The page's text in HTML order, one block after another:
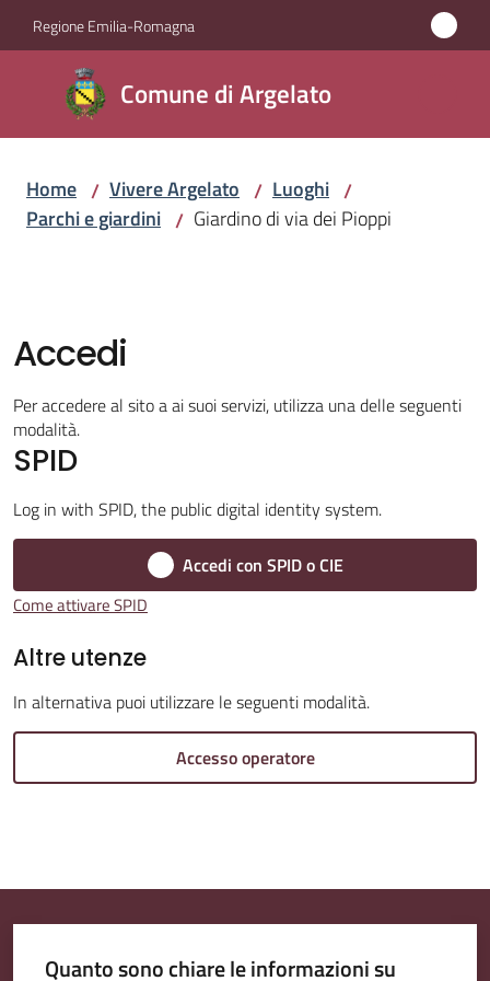
Vai al contenuto
Vai alla navigazione
Vai al footer
Regione Emilia-Romagna
Comune di Argelato
Comune
di
Argelato
Amministrazione
Servizi
Vivere
Argelato
Amministrazione
Tutti
Home / Vivere Argelato / Luoghi /
Parchi e giardini / Giardino di via dei Pioppi
Accedi
Per accedere al sito a ai suoi servizi, utilizza una delle seguenti
modalità.
SPID
Log in with SPID, the public digital identity system.
Accedi con SPID o CIE
Come attivare SPID
Altre utenze
In alternativa puoi utilizzare le seguenti modalità.
Accesso operatore
Quanto sono chiare le informazioni su